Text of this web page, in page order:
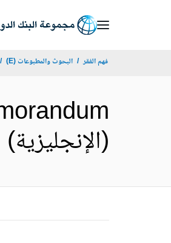
فهم الفقر البحوث والمطبوعات (E)
(الإنجليزية)